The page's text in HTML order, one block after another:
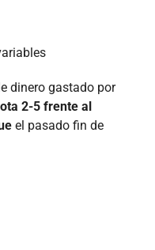
dinero gastado por
2-5 frente al
el pasado fin de